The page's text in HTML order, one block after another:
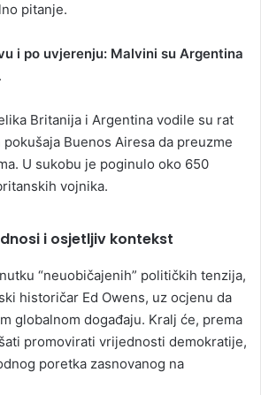
pitanje.
i po uvjerenju: Malvini su Argentina
Britanija i Argentina vodile su rat
Buenos Airesa da preuzme
U sukobu je poginulo oko 650
vojnika.
i osjetljiv kontekst
“neuobičajenih” političkih tenzija,
historičar Ed Owens, uz ocjenu da
globalnom događaju. Kralj će, prema
promovirati vrijednosti demokratije,
poretka zasnovanog na